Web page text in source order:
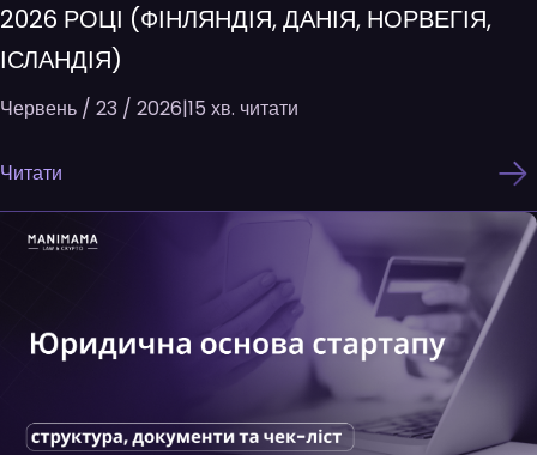
2026 РОЦІ (ФІНЛЯНДІЯ, ДАНІЯ, НОРВЕГІЯ,
ІСЛАНДІЯ)
Червень / 23 / 2026|15 хв. читати
Читати